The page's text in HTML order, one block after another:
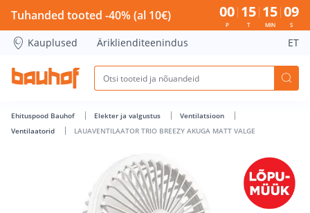
LAUAVENTILAATOR TRIO BREEZY AKUGA MATT VALGE -
Tuhanded tooted -40% (al 10€) 00
P
15
T
15
MIN
09
S
Kauplused Äriklienditeenindus ET
Ehituspood Bauhof Elekter ja valgustus
Ventilatsioon
Ventilaatorid
LAUAVENTILAATOR TRIO BREEZY AKUGA MATT VALGE